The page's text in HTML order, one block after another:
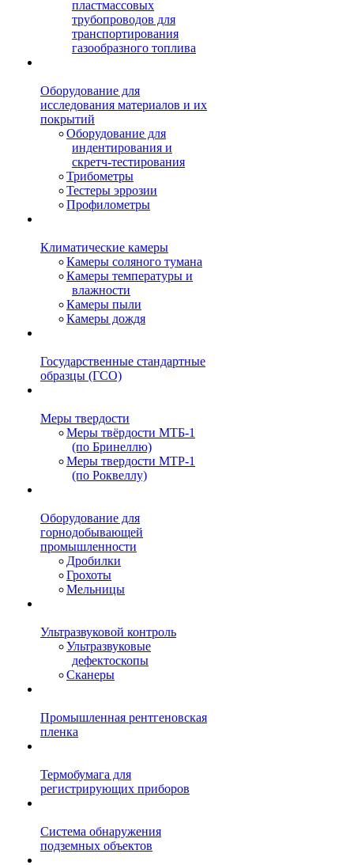
пластмассовых
трубопроводов для
транспортирования
газообразного топлива
Оборудование для
исследования материалов и их
покрытий
Оборудование для
индентирования и
скретч-тестирования
Трибометры
Тестеры эррозии
Профилометры
Климатические камеры
Камеры соляного тумана
Камеры температуры и
влажности
Камеры пыли
Камеры дождя
Государственные стандартные
образцы (ГСО)
Меры твердости
Меры твёрдости МТБ-1
(по Бринеллю)
Меры твердости МТР-1
(по Роквеллу)
Оборудование для
горнодобывающей
промышленности
Дробилки
Грохоты
Мельницы
Ультразвуковой контроль
Ультразвуковые
дефектоскопы
Сканеры
Промышленная рентгеновская
пленка
Термобумага для
регистрирующих приборов
Система обнаружения
подземных объектов